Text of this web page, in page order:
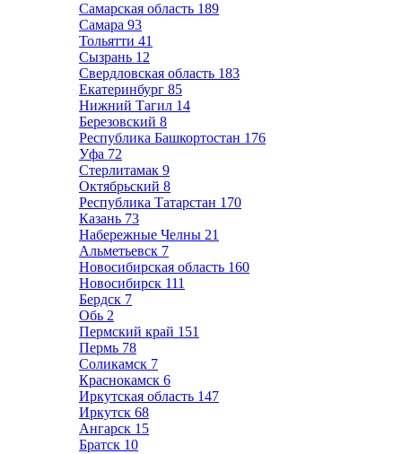
Самарская область 189
Самара 93
Тольятти 41
Сызрань 12
Свердловская область 183
Екатеринбург 85
Нижний Тагил 14
Березовский 8
Республика Башкортостан 176
Уфа 72
Стерлитамак 9
Октябрьский 8
Республика Татарстан 170
Казань 73
Набережные Челны 21
Альметьевск 7
Новосибирская область 160
Новосибирск 111
Бердск 7
Обь 2
Пермский край 151
Пермь 78
Соликамск 7
Краснокамск 6
Иркутская область 147
Иркутск 68
Ангарск 15
Братск 10